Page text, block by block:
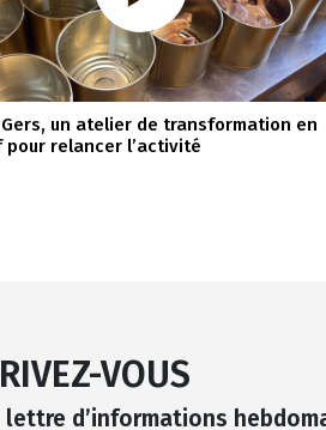
un atelier de transformation en
relancer l’activité
VOUS
d’informations